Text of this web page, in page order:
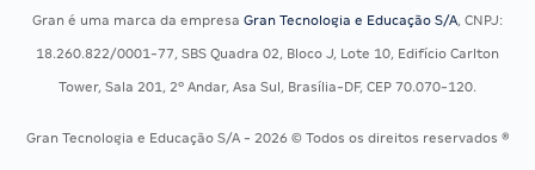
Residência Multiprofissional
Gran é uma marca da empresa Gran Tecnologia e Educação S/A, CNPJ:
18.260.822/0001-77, SBS Quadra 02, Bloco J, Lote 10, Edifício Carlton
Tower, Sala 201, 2º Andar, Asa Sul, Brasília-DF, CEP 70.070-120.
Gran Tecnologia e Educação S/A - 2026 © Todos os direitos reservados ®